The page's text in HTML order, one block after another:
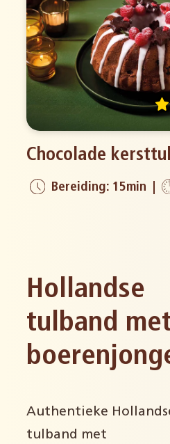
Chocolade
Bereiding: 15min
Hollandse
tulband
Authentieke
tulband met